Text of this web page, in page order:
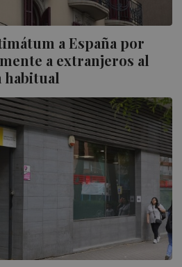
a España por
a extranjeros al
habitual